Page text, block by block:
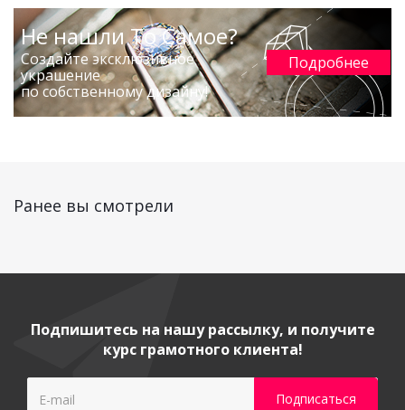
Не нашли То Самое?
Создайте эксклюзивное
украшение
по собственному дизайну!
Подробнее
Ранее вы смотрели
Подпишитесь на нашу рассылку, и получите
курс грамотного клиента!